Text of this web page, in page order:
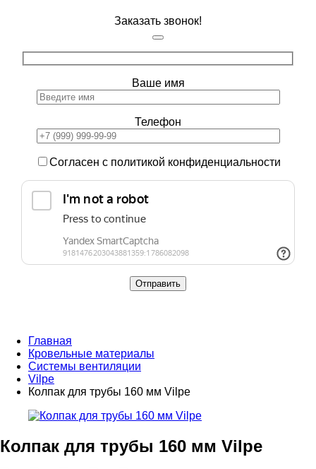
Заказать звонок!
Ваше имя
Телефон
Согласен с политикой конфиденциальности
Главная
Кровельные материалы
Системы вентиляции
Vilpe
Колпак для трубы 160 мм Vilpe
Колпак для трубы 160 мм Vilpe